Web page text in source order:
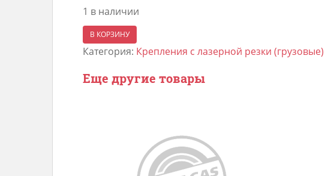
1 в наличии
Количество
товара
заправочная,
В КОРЗИНУ
Категория: Крепления с лазерной резки (грузовые)
Еще другие товары